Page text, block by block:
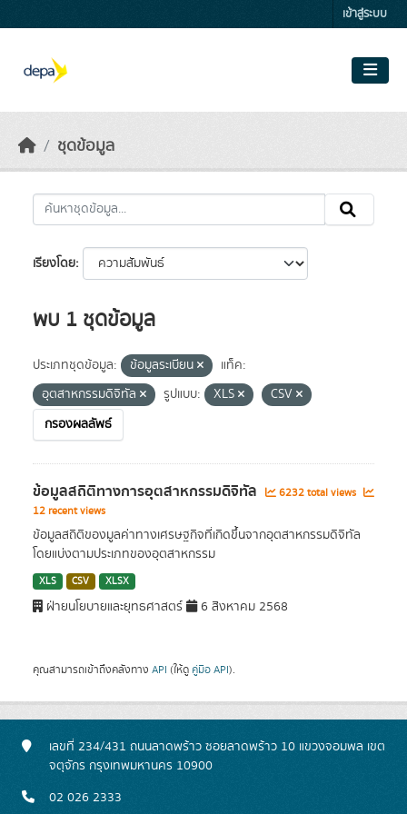
เข้าสู่ระบบ
ชุดข้อมูล
เรียงโดย
พบ 1 ชุดข้อมูล
ประเภทชุดข้อมูล: ข้อมูลระเบียน
แท็ค:
อุตสาหกรรมดิจิทัล
รูปแบบ: XLS
CSV
กรองผลลัพธ์
ข้อมูลสถิติทางการอุตสาหกรรมดิจิทัล
6232 total views
12 recent views
ข้อมูลสถิติของมูลค่าทางเศรษฐกิจที่เกิดขึ้นจากอุตสาหกรรมดิจิทัล
โดยแบ่งตามประเภทของอุตสาหกรรม
XLS CSV XLSX
ฝ่ายนโยบายและยุทธศาสตร์ 6 สิงหาคม 2568
คุณสามารถเข้าถึงคลังทาง API (ให้ดู คู่มือ API).
เลขที่ 234/431 ถนนลาดพร้าว ซอยลาดพร้าว 10 แขวงจอมพล เขต
จตุจักร กรุงเทพมหานคร 10900
02 026 2333